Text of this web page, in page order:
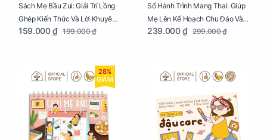
Sách Mẹ Bầu Zui: Giải Trí Lồng
Ghép Kiến Thức Và Lời Khuyên
Mang Thai Bổ Ích
159.000 ₫ 199.000 ₫
Sổ Hành Trình Mang Thai: Giúp
Mẹ Lên Kế Hoạch Chu Đáo Và
Lưu Giữ Kỷ Niệm Mang Thai
239.000 ₫ 299.000 ₫
28%
GIẢM